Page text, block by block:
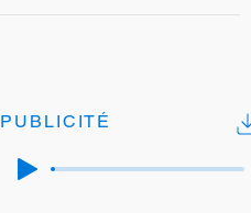
PUBLICITÉ